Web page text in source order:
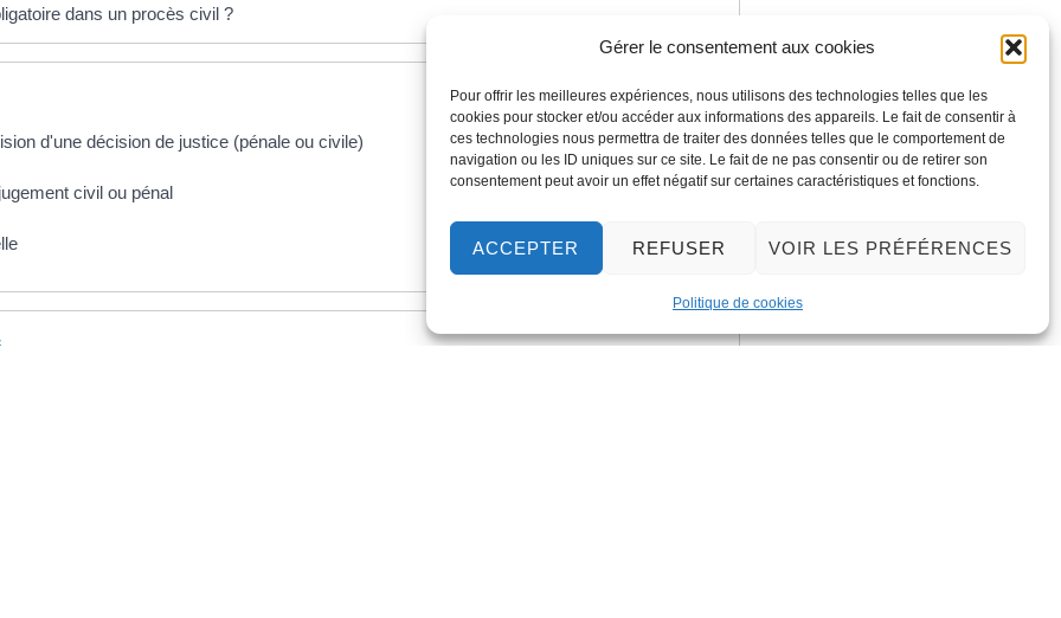
Gérer le consentement aux cookies
Pour offrir les meilleures expériences, nous utilisons des technologies telles que les
cookies pour stocker et/ou accéder aux informations des appareils. Le fait de consentir à
ces technologies nous permettra de traiter des données telles que le comportement de
navigation ou les ID uniques sur ce site. Le fait de ne pas consentir ou de retirer son
consentement peut avoir un effet négatif sur certaines caractéristiques et fonctions.
ACCEPTER REFUSER VOIR LES PRÉFÉRENCES
Politique de cookies
dans un procès civil ?
d'une décision de justice (pénale ou civile)
civil ou pénal